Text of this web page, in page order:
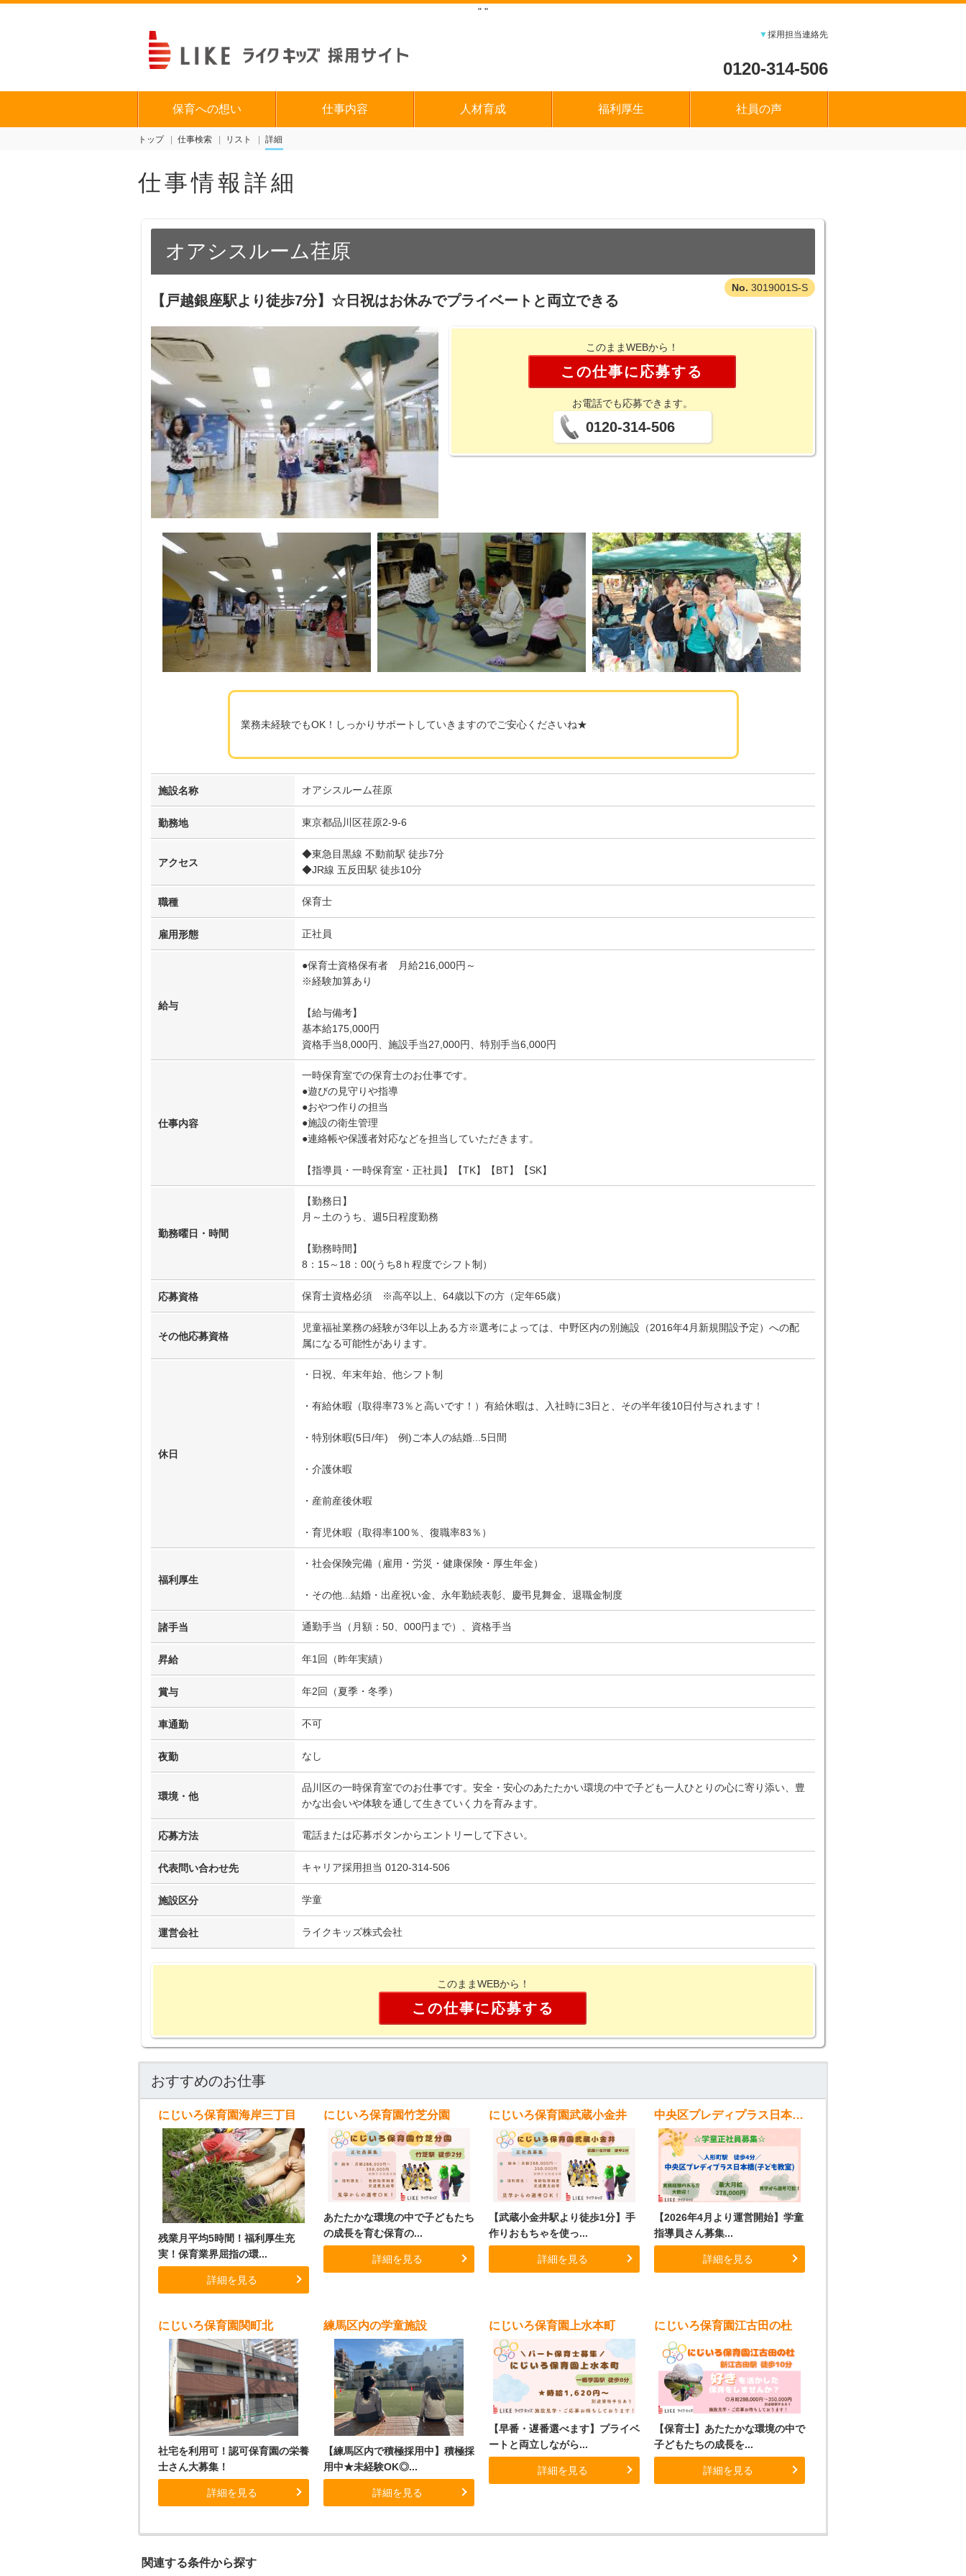
" "
▼採用担当連絡先
0120-314-506
保育への想い 仕事内容 人材育成 福利厚生 社員の声
トップ 仕事検索 リスト 詳細
仕事情報詳細
オアシスルーム荏原
3019001S-S
【戸越銀座駅より徒歩7分】☆日祝はお休みでプライベートと両立できる
このままWEBから！
この仕事に応募する
お電話でも応募できます。
0120-314-506
業務未経験でもOK！しっかりサポートしていきますのでご安心くださいね★
施設名称 オアシスルーム荏原
勤務地 東京都品川区荏原2-9-6
アクセス
◆東急目黒線 不動前駅 徒歩7分
◆JR線 五反田駅 徒歩10分
職種 保育士
雇用形態 正社員
給与
●保育士資格保有者 月給216,000円～
※経験加算あり
【給与備考】
基本給175,000円
資格手当8,000円、施設手当27,000円、特別手当6,000円
仕事内容
一時保育室での保育士のお仕事です。
●遊びの見守りや指導
●おやつ作りの担当
●施設の衛生管理
●連絡帳や保護者対応などを担当していただきます。
【指導員・一時保育室・正社員】【TK】【BT】【SK】
勤務曜日・時間
【勤務日】
月～土のうち、週5日程度勤務
【勤務時間】
8：15～18：00(うち8ｈ程度でシフト制）
応募資格 保育士資格必須 ※高卒以上、64歳以下の方（定年65歳）
その他応募資格
児童福祉業務の経験が3年以上ある方※選考によっては、中野区内の別施設（2016年4月新規開設予定）への配
属になる可能性があります。
休日
・日祝、年末年始、他シフト制
・有給休暇（取得率73％と高いです！）有給休暇は、入社時に3日と、その半年後10日付与されます！
・特別休暇(5日/年) 例)ご本人の結婚...5日間
・介護休暇
・産前産後休暇
・育児休暇（取得率100％、復職率83％）
福利厚生
・社会保険完備（雇用・労災・健康保険・厚生年金）
・その他...結婚・出産祝い金、永年勤続表彰、慶弔見舞金、退職金制度
諸手当 通勤手当（月額：50、000円まで）、資格手当
昇給 年1回（昨年実績）
賞与 年2回（夏季・冬季）
車通勤 不可
夜勤 なし
環境・他
品川区の一時保育室でのお仕事です。安全・安心のあたたかい環境の中で子ども一人ひとりの心に寄り添い、豊
かな出会いや体験を通して生きていく力を育みます。
応募方法 電話または応募ボタンからエントリーして下さい。
代表問い合わせ先 キャリア採用担当 0120-314-506
施設区分 学童
運営会社 ライクキッズ株式会社
このままWEBから！
この仕事に応募する
おすすめのお仕事
にじいろ保育園海岸三丁目
残業月平均5時間！福利厚生充
実！保育業界屈指の環...
詳細を見る
にじいろ保育園竹芝分園
あたたかな環境の中で子どもたち
の成長を育む保育の...
詳細を見る
にじいろ保育園武蔵小金井
【武蔵小金井駅より徒歩1分】手
作りおもちゃを使っ...
詳細を見る
中央区プレディプラス日本橋(子ども教室)
【2026年4月より運営開始】学童
指導員さん募集...
詳細を見る
にじいろ保育園関町北
社宅を利用可！認可保育園の栄養
士さん大募集！
詳細を見る
練馬区内の学童施設
【練馬区内で積極採用中】積極採
用中★未経験OK◎...
詳細を見る
にじいろ保育園上水本町
【早番・遅番選べます】プライベ
ートと両立しながら...
詳細を見る
にじいろ保育園江古田の杜
【保育士】あたたかな環境の中で
子どもたちの成長を...
詳細を見る
関連する条件から探す